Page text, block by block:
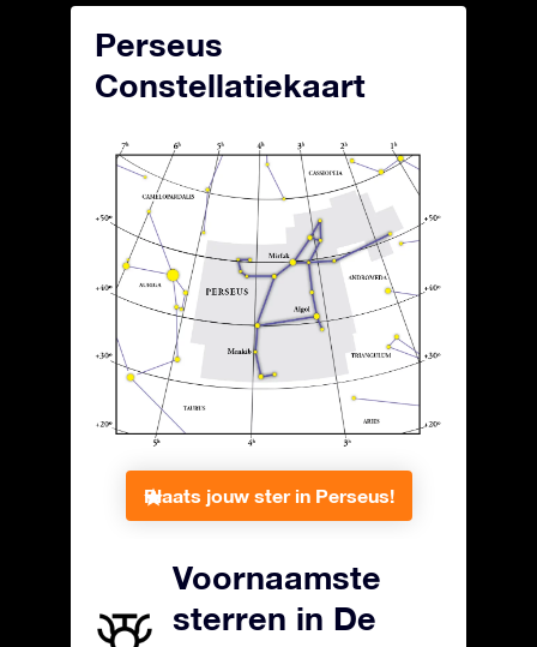
Perseus
Constellatiekaart
Plaats jouw ster in Perseus!
Voornaamste
sterren in De